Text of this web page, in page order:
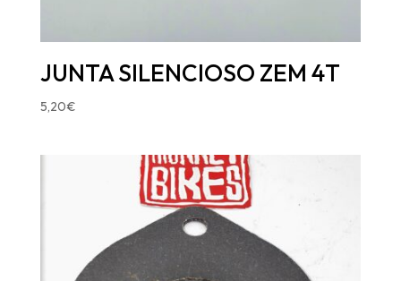
JUNTA SILENCIOSO ZEM 4T
5,20€